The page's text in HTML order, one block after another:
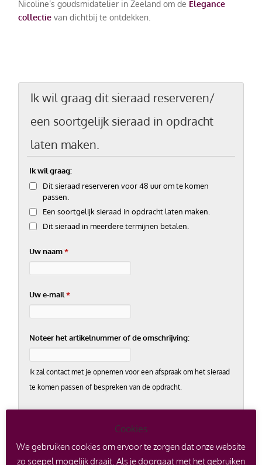
Nicoline’s goudsmidatelier in Zeeland om de Elegance
collectie van dichtbij te ontdekken.
Ik wil graag dit sieraad reserveren/
een soortgelijk sieraad in opdracht
laten maken.
Ik wil graag:
Dit sieraad reserveren voor 48 uur om te komen
passen.
Een soortgelijk sieraad in opdracht laten maken.
Dit sieraad in meerdere termijnen betalen.
Uw naam*
Uw e-mail *
Noteer het artikelnummer of de omschrijving:
Ik zal contact met je opnemen voor een afspraak om het sieraad
te komen passen of bespreken van de opdracht.
Cookies
We gebruiken cookies om ervoor te zorgen dat onze website
zo soepel mogelijk draait. Als je doorgaat met het gebruiken